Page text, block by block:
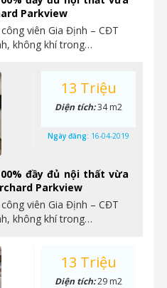
Parkview
viên Gia Định – CĐT
không khí trong…
đầy đủ nội thất vừa
Parkview
viên Gia Định – CĐT
không khí trong…
13 Triệu
Diện tích:34 m2
Ngày đăng: 16-04-2019
13 Triệu
Diện tích:29 m2